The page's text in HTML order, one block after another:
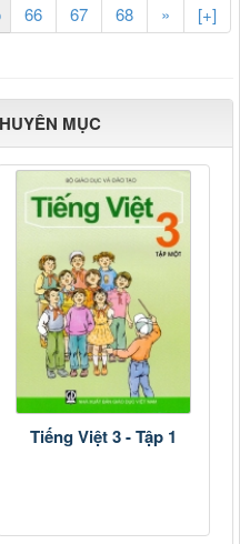
66 67 68 » [+]
MỤC
Tiếng Việt 3 - Tập 1